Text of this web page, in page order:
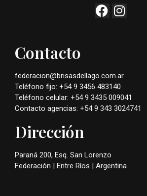
Contacto
federacion@brisasdellago.com.ar
Teléfono fijo: +54 9 3456 483140
Teléfono celular: +54 9 3435 009041
Contacto agencias: +54 9 343 3024741
Dirección
Paraná 200, Esq. San Lorenzo
Federación | Entre Ríos | Argentina